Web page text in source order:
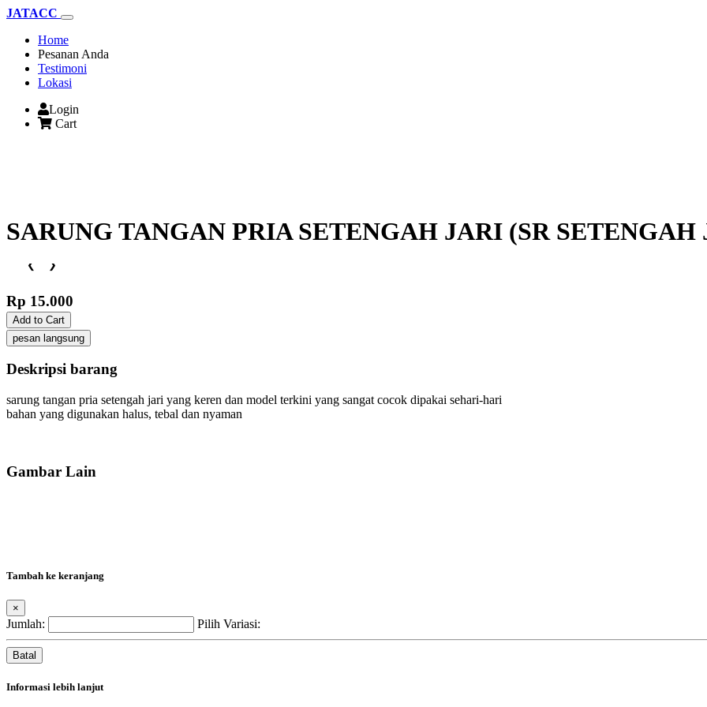
JATACC
Home(current)
Pesanan Anda
Testimoni
Lokasi
Login
Cart
SARUNG TANGAN PRIA SETENGAH JARI (SR SETENGAH
❮ ❯
Rp 15.000
Add to Cart
pesan langsung
Deskripsi barang
sarung tangan pria setengah jari yang keren dan model terkini yang sangat cocok dipakai sehari-hari
bahan yang digunakan halus, tebal dan nyaman
Gambar Lain
Tambah ke keranjang
×
Jumlah: Pilih Variasi:
Batal
Informasi lebih lanjut